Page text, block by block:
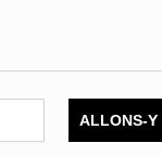
ALLONS-Y